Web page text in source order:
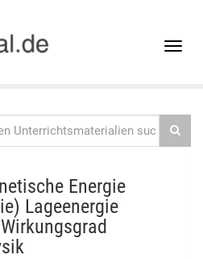
Toggle
Energie
Lageenergie